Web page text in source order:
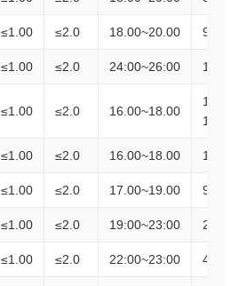
≤1.00 ≤2.0 18.00~20.00
≤1.00 ≤2.0 24:00~26:00
≤1.00 ≤2.0 16.00~18.00
10.00
14.00
≤1.00 ≤2.0 16.00~18.00
≤1.00 ≤2.0 17.00~19.00
≤1.00 ≤2.0 19:00~23:00
≤1.00 ≤2.0 22:00~23:00 4.5～